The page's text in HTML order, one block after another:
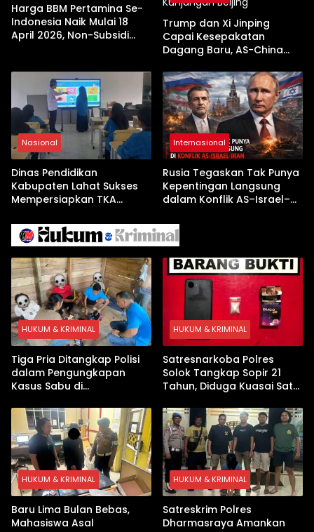
Harga BBM Pertamina Se-
Indonesia Naik Mulai 18
April 2026, Non-Subsidi
Trump dan Xi Jinping
Capai Kesepakatan
Dagang Baru, AS-China
Jelang Kunjungan Beijing
Nasional
Dinas Pendidikan
Kabupaten Lahat Sukses
Mempersiapkan TKA
Pembekalan Latihan Soal
Tanpa Internet
Internasional
Rusia Tegaskan Tak Punya
Kepentingan Langsung
dalam Konflik AS–Israel–
HUKUM & KRIMINAL
Tiga Pria Ditangkap Polisi
dalam Pengungkapan
Kasus Sabu di
Digital hingga Bong Disita
HUKUM & KRIMINAL
Satresnarkoba Polres
Solok Tangkap Sopir 21
Tahun, Diduga Kuasai Satu
HUKUM & KRIMINAL
Baru Lima Bulan Bebas,
Mahasiswa Asal
HUKUM & KRIMINAL
Satreskrim Polres
Dharmasraya Amankan